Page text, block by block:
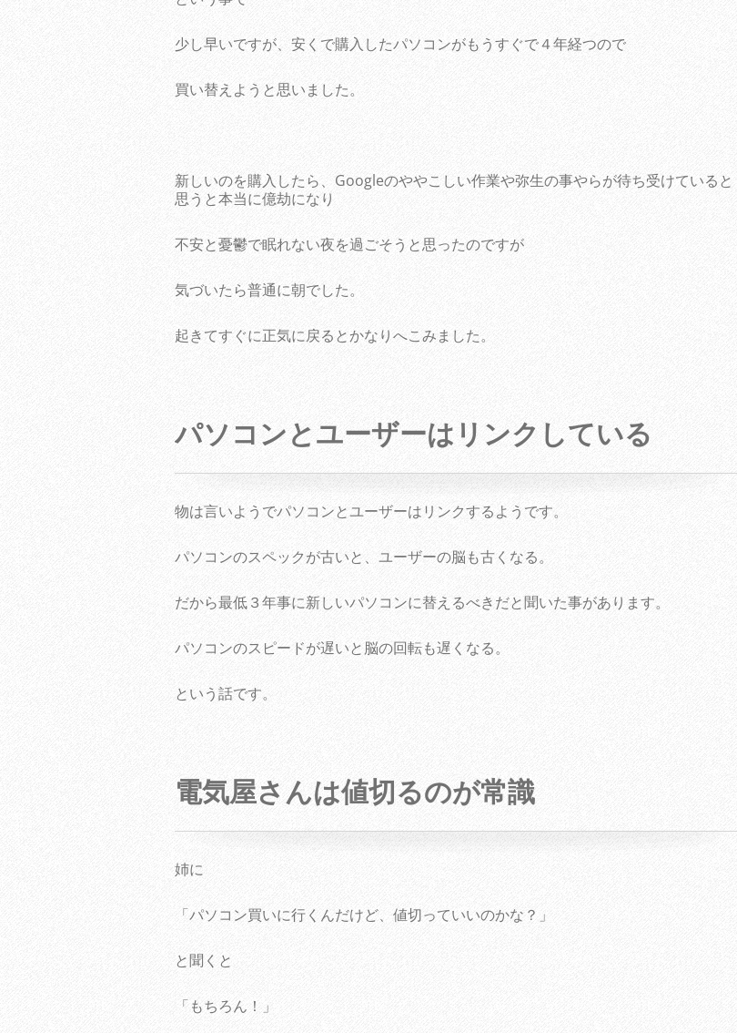
少し早いですが、安くで購入したパソコンがもうすぐで４年経つので
買い替えようと思いました。
新しいのを購入したら、Googleのややこしい作業や弥生の事やらが待ち受けていると
思うと本当に億劫になり
不安と憂鬱で眠れない夜を過ごそうと思ったのですが
気づいたら普通に朝でした。
起きてすぐに正気に戻るとかなりへこみました。
パソコンとユーザーはリンクしている
物は言いようでパソコンとユーザーはリンクするようです。
パソコンのスペックが古いと、ユーザーの脳も古くなる。
だから最低３年事に新しいパソコンに替えるべきだと聞いた事があります。
パソコンのスピードが遅いと脳の回転も遅くなる。
という話です。
電気屋さんは値切るのが常識
姉に
「パソコン買いに行くんだけど、値切っていいのかな？」
と聞くと
「もちろん！」